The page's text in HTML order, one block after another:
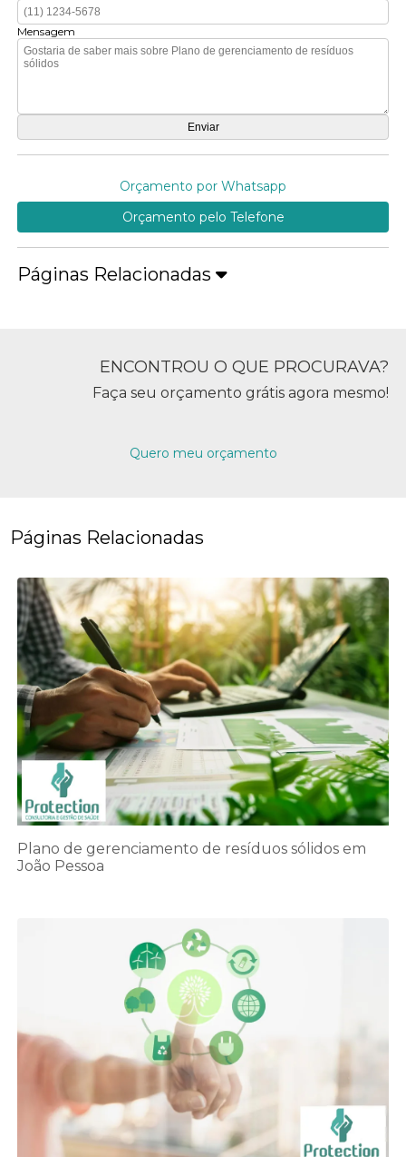
Mensagem
Orçamento por Whatsapp
Orçamento pelo Telefone
Páginas Relacionadas
ENCONTROU O QUE PROCURAVA?
Faça seu orçamento grátis agora mesmo!
Quero meu orçamento
Páginas Relacionadas
Plano de gerenciamento de resíduos sólidos em
João Pessoa